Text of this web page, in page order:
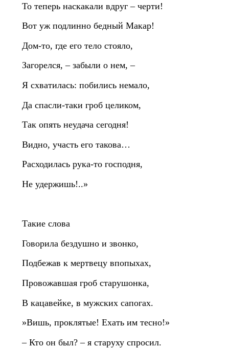
То теперь наскакали вдруг – черти!
Вот уж подлинно бедный Макар!
Дом‑то, где его тело стояло,
Загорелся, – забыли о нем, –
Я схватилась: побились немало,
Да спасли‑таки гроб целиком,
Так опять неудача сегодня!
Видно, участь его такова…
Расходилась рука‑то господня,
Не удержишь!..»
Такие слова
Говорила бездушно и звонко,
Подбежав к мертвецу впопыхах,
Провожавшая гроб старушонка,
В кацавейке, в мужских сапогах.
»Вишь, проклятые! Ехать им тесно!»
– Кто он был? – я старуху спросил.